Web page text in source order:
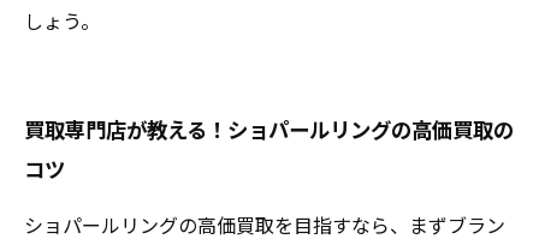
しょう。
買取専門店が教える！ショパールリングの高価買取の
コツ
ショパールリングの高価買取を目指すなら、まずブラン